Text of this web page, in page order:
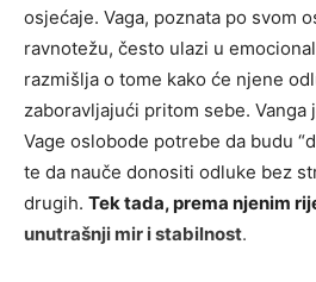
osjećaje. Vaga, poznata po svom
ravnotežu, često ulazi u
razmišlja o tome kako će njene
zaboravljajući pritom sebe. Vanga
Vage oslobode potrebe da budu
te da nauče donositi odluke bez
drugih. Tek tada, prema njenim
unutrašnji mir i stabilnost.